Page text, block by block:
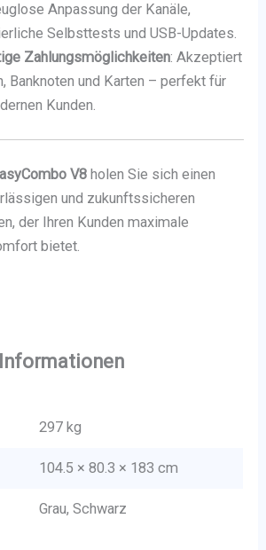
Anpassung der Kanäle,
Selbsttests und USB-Updates.
Zahlungsmöglichkeiten: Akzeptiert
Banknoten und Karten – perfekt für
Kunden.
V8 holen Sie sich einen
und zukunftssicheren
der Ihren Kunden maximale
bietet.
297 kg
104.5 × 80.3 × 183 cm
Grau, Schwarz